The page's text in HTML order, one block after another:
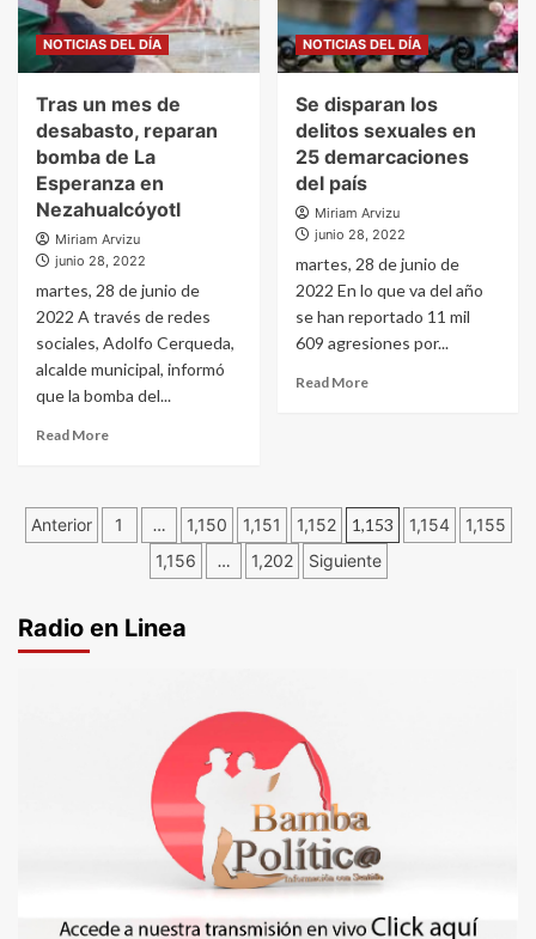
NOTICIAS DEL DÍA
Tras un mes de
desabasto, reparan
bomba de La
Esperanza en
Nezahualcóyotl
Miriam Arvizu
junio 28, 2022
martes, 28 de junio de
2022 A través de redes
sociales, Adolfo Cerqueda,
alcalde municipal, informó
que la bomba del...
Read More
NOTICIAS DEL DÍA
Se disparan los
delitos sexuales en
25 demarcaciones
del país
Miriam Arvizu
junio 28, 2022
martes, 28 de junio de
2022 En lo que va del año
se han reportado 11 mil
609 agresiones por...
Read More
Paginación
Anterior 1 … 1,150 1,151 1,152 1,153 1,154
1,155
1,156
… 1,202 Siguiente
Radio en Linea